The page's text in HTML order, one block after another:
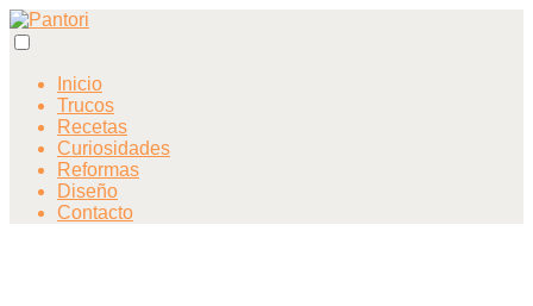
Inicio
Trucos
Recetas
Curiosidades
Reformas
Diseño
Contacto